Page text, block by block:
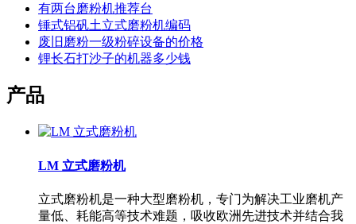
有两台磨粉机推荐台
锤式铝矾土立式磨粉机编码
废旧磨粉一级粉碎设备的价格
锂长石打沙子的机器多少钱
产品
LM 立式磨粉机
立式磨粉机是一种大型磨粉机，专门为解决工业磨机产
量低、耗能高等技术难题，吸收欧洲先进技术并结合我